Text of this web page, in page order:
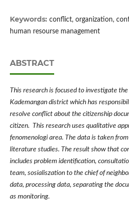
Keywords: conflict, organization,
human resourse management
ABSTRACT
This research is focused to investigate
Kademangan district which has
resolve conflict about the citizenship
citizen. This research uses qualitative
fenomenologi area. The data is taken
literature studies. The result show that
includes problem identification,
team, sosialiszation to the chief of
data, processing data, separating the
as monitoring.